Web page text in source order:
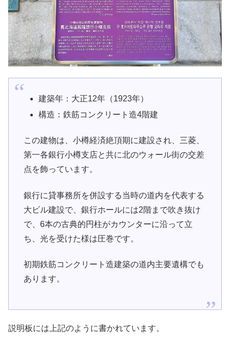
建築年：大正12年（1923年）
構造：鉄筋コンクリート造4階建
この建物は、小樽経済絶頂期に建設され、三菱、
第一各銀行小樽支店と共に北のウォール街の交差
点を飾っています。
銀行に貸事務所を併設する当時の道内を代表する
大ビル建設で、銀行ホールには2階まで吹き抜け
で、6本の古典的円柱がカウンターに沿って立
ち、光を受けた様は圧巻です。
初期鉄筋コンクリート造建築の道内主要遺構でも
あります。
説明板には上記のように書かれています。